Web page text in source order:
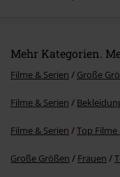
Mehr Kategorien.
Filme & Serien Große
Filme & Serien
Filme & Serien Top Filme
Große Größen Frauen